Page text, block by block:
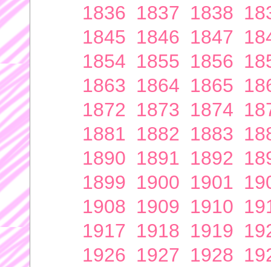
1836 1837 1838
1845 1846 1847
1854 1855 1856
1863 1864 1865
1872 1873 1874
1881 1882 1883
1890 1891 1892
1899 1900 1901
1908 1909 1910
1917 1918 1919
1926 1927 1928